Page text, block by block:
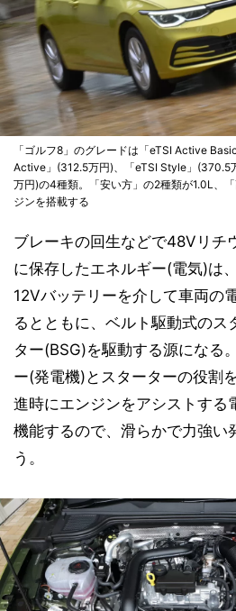
「ゴルフ8」のグレードは「eTSI Active
Active」(312.5万円)、「eTSI Style」(370.5
万円)の4種類。「安い方」の2種類が1.0L、
ジンを搭載する
ブレーキの回生などで48Vリチ
に保存したエネルギー(電気)は
12Vバッテリーを介して車両の
るとともに、ベルト駆動式のス
ター(BSG)を駆動する源になる
ー(発電機)とスターターの役割
進時にエンジンをアシストする
機能するので、滑らかで力強い
う。